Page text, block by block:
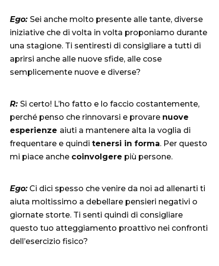
Ego: Sei anche molto presente alle tante, diverse
iniziative che di volta in volta proponiamo durante
una stagione. Ti sentiresti di consigliare a tutti di
aprirsi anche alle nuove sfide, alle cose
semplicemente nuove e diverse?
R: Si certo! L’ho fatto e lo faccio costantemente,
perché penso che rinnovarsi e provare nuove
esperienze aiuti a mantenere alta la voglia di
frequentare e quindi tenersi in forma. Per questo
mi piace anche coinvolgere più persone.
Ego:Ci dici spesso che venire da noi ad allenarti ti
aiuta moltissimo a debellare pensieri negativi o
giornate storte. Ti senti quindi di consigliare
questo tuo atteggiamento proattivo nei confronti
dell’esercizio fisico?